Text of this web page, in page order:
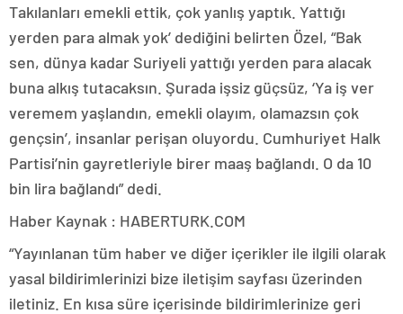
Takılanları emekli ettik, çok yanlış yaptık. Yattığı
yerden para almak yok’ dediğini belirten Özel, “Bak
sen, dünya kadar Suriyeli yattığı yerden para alacak
buna alkış tutacaksın. Şurada işsiz güçsüz, ‘Ya iş ver
veremem yaşlandın, emekli olayım, olamazsın çok
gençsin’, insanlar perişan oluyordu. Cumhuriyet Halk
Partisi’nin gayretleriyle birer maaş bağlandı. O da 10
bin lira bağlandı” dedi.
Haber Kaynak : HABERTURK.COM
“Yayınlanan tüm haber ve diğer içerikler ile ilgili olarak
yasal bildirimlerinizi bize iletişim sayfası üzerinden
iletiniz. En kısa süre içerisinde bildirimlerinize geri